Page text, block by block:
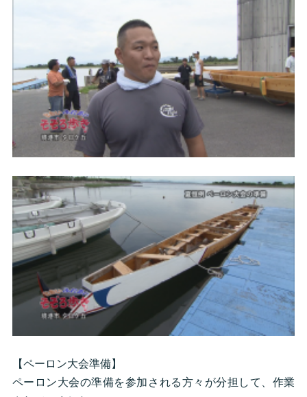
【ペーロン大会準備】
ペーロン大会の準備を参加される方々が分担して、作業